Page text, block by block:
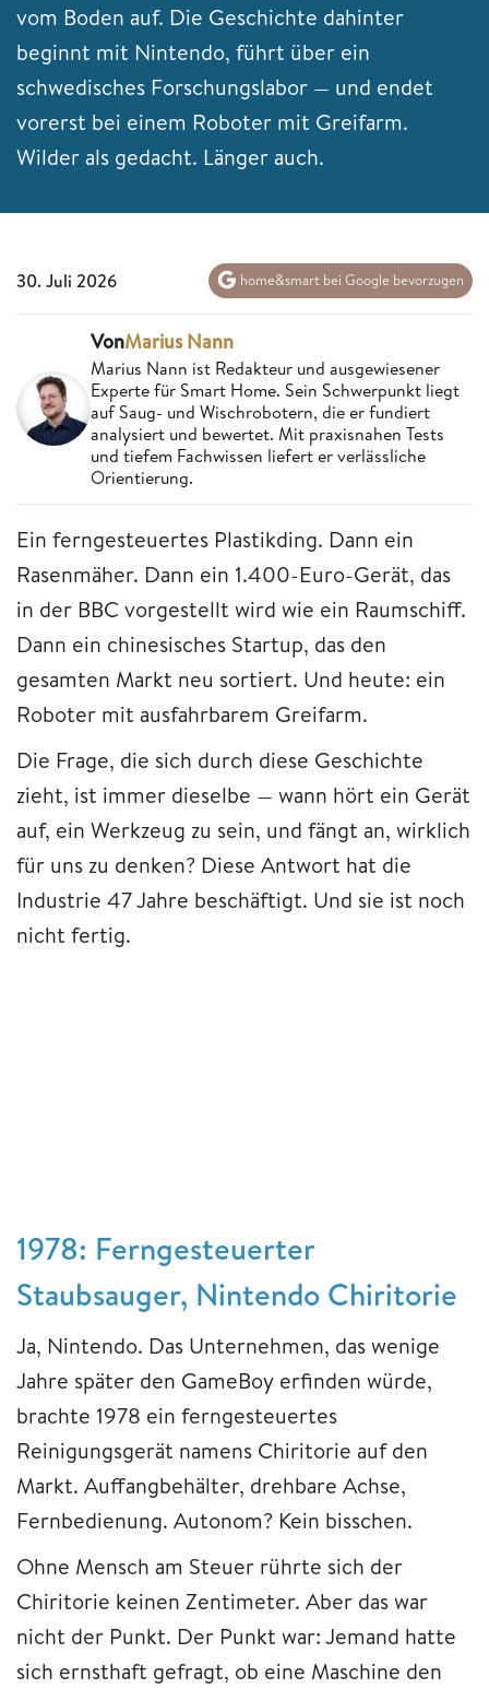
vom Boden auf. Die Geschichte dahinter
beginnt mit Nintendo, führt über ein
schwedisches Forschungslabor — und endet
vorerst bei einem Roboter mit Greifarm.
Wilder als gedacht. Länger auch.
30. Juli 2026 home&smart bei Google bevorzugen
VonMarius Nann
Marius Nann ist Redakteur und ausgewiesener
Experte für Smart Home. Sein Schwerpunkt liegt
auf Saug- und Wischrobotern, die er fundiert
analysiert und bewertet. Mit praxisnahen Tests
und tiefem Fachwissen liefert er verlässliche
Orientierung.
Ein ferngesteuertes Plastikding. Dann ein
Rasenmäher. Dann ein 1.400-Euro-Gerät, das
in der BBC vorgestellt wird wie ein Raumschiff.
Dann ein chinesisches Startup, das den
gesamten Markt neu sortiert. Und heute: ein
Roboter mit ausfahrbarem Greifarm.
Die Frage, die sich durch diese Geschichte
zieht, ist immer dieselbe — wann hört ein Gerät
auf, ein Werkzeug zu sein, und fängt an, wirklich
für uns zu denken? Diese Antwort hat die
Industrie 47 Jahre beschäftigt. Und sie ist noch
nicht fertig.
1978: Ferngesteuerter
Staubsauger, Nintendo Chiritorie
Ja, Nintendo. Das Unternehmen, das wenige
Jahre später den GameBoy erfinden würde,
brachte 1978 ein ferngesteuertes
Reinigungsgerät namens Chiritorie auf den
Markt. Auffangbehälter, drehbare Achse,
Fernbedienung. Autonom? Kein bisschen.
Ohne Mensch am Steuer rührte sich der
Chiritorie keinen Zentimeter. Aber das war
nicht der Punkt. Der Punkt war: Jemand hatte
sich ernsthaft gefragt, ob eine Maschine den